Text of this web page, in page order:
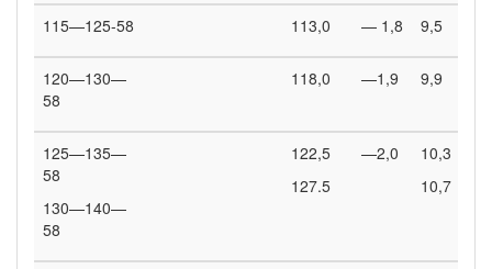
115—125-58 113,0 — 1,8 9,5
120—130—
58
118,0 —1,9 9,9
125—135—
58
130—140—
58
122,5
127.5
—2,0
10,3
10,7